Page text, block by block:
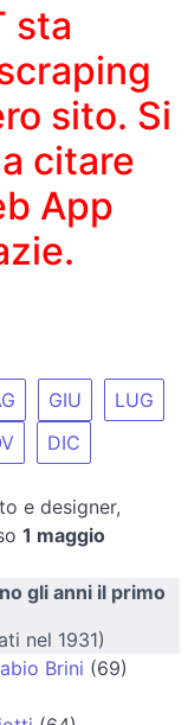
sta
sito. Si
citare
App
GIU
LUG
DIC
e designer,
1 maggio
gli anni il primo
nel 1931)
Brini (69)